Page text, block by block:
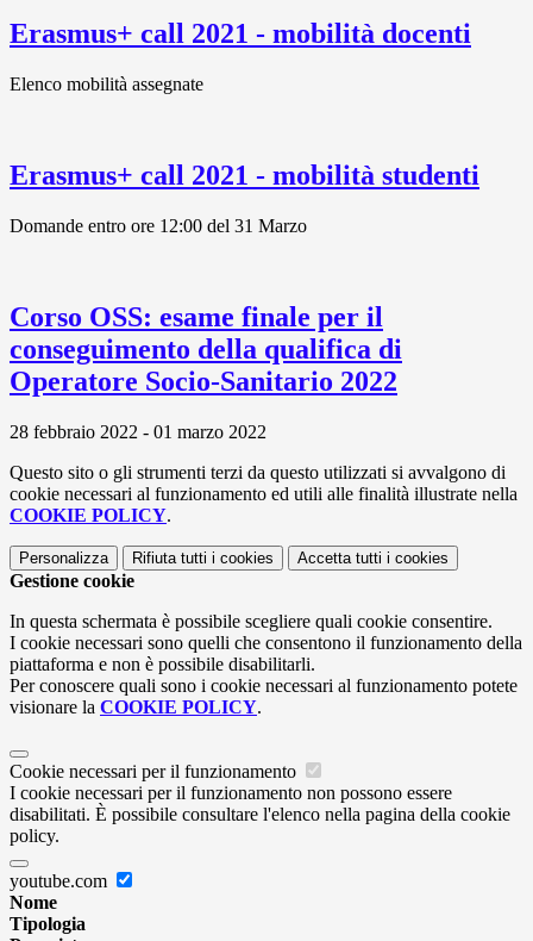
Erasmus+ call 2021 - mobilità docenti
Elenco mobilità assegnate
Erasmus+ call 2021 - mobilità studenti
Domande entro ore 12:00 del 31 Marzo
Corso OSS: esame finale per il
conseguimento della qualifica di
Operatore Socio-Sanitario 2022
28 febbraio 2022 - 01 marzo 2022
Questo sito o gli strumenti terzi da questo utilizzati si avvalgono di
cookie necessari al funzionamento ed utili alle finalità illustrate nella
COOKIE POLICY.
Personalizza Rifiuta tutti i cookies Accetta tutti i cookies
Gestione cookie
In questa schermata è possibile scegliere quali cookie consentire.
I cookie necessari sono quelli che consentono il funzionamento della
piattaforma e non è possibile disabilitarli.
Per conoscere quali sono i cookie necessari al funzionamento potete
visionare la COOKIE POLICY.
Cookie necessari per il funzionamento
I cookie necessari per il funzionamento non possono essere
disabilitati. È possibile consultare l'elenco nella pagina della cookie
policy.
youtube.com
Nome
Tipologia